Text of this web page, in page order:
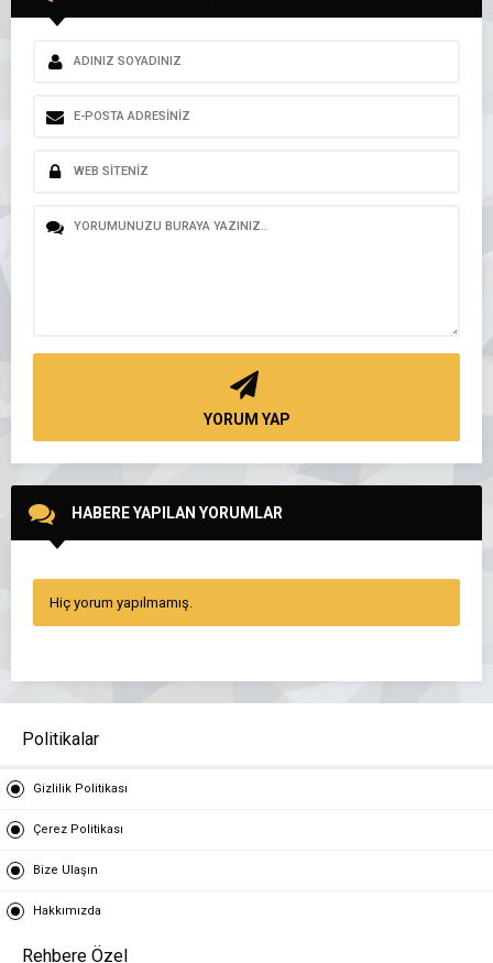
YORUM YAP
HABERE YAPILAN YORUMLAR
Hiç yorum yapılmamış.
Politikalar
Gizlilik Politikası
Çerez Politikası
Bize Ulaşın
Hakkımızda
Rehbere Özel